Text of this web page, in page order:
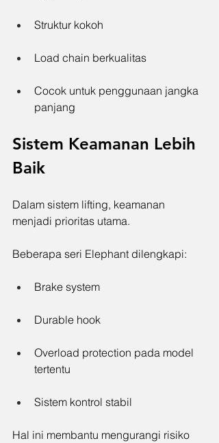
Struktur kokoh
Load chain berkualitas
Cocok untuk penggunaan jangka
panjang
Sistem Keamanan Lebih
Baik
Dalam sistem lifting, keamanan
menjadi prioritas utama.
Beberapa seri Elephant dilengkapi:
Brake system
Durable hook
Overload protection pada model
tertentu
Sistem kontrol stabil
Hal ini membantu mengurangi risiko